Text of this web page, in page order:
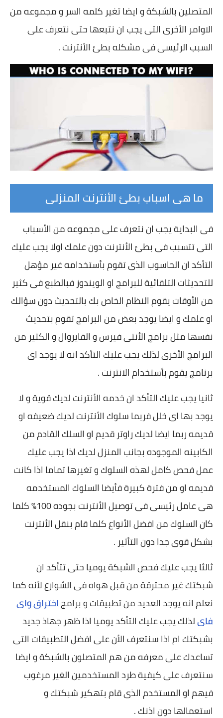
المتصلين بالشبكة و ايضا تغير كلمه السر و مجموعه من
الاوامر الأخرى التى يجب ان نتبعها حتى نتعرف على
السبب الرئيسى فى مشكله بطئ الأنترنت .
ما هى اسباب بطئ الأنترنت المنزلى
فى البداية يجب ان نتعرف على مجموعه من الأسباب
التى تتسبب فى بطئ الأنترنت دون علمك اولا يجب عليك
التأكد ان الحاسوب الذى تقوم بأستخدامه غير مؤهل
للتحديثات التلقائية للبرامج او الويندوز فبالطبع فى كثير
من الأوقات يقوم النظام الخاص بك بالتحديث دون سؤالك
او علمك و ايضا يوجد بعض من البرامج تقوم بتحديث
نفسها مثل برامج الأنتى فيرس و الفايروال و الكثير من
البرامج الأخرى لذلك يجب عليك التأكد انه لا يوجد اى
برنامج يقوم بأستخدام الانترنت .
ثانيا يجب عليك التأكد ان خدمه الأنترنت لديك قوية و لا
يوجد بها اى خلل فربما سلوك الأنترنت لديك ضعيفه او
قديمه ربما ايضا لديك راوتر قديم او السلك القادم من
الكابينه الموجوده بجانب المنزل لديك اذا يجب عليك
عمل فحص كامل لهذه السلوك و تغيرها تماما اذا كانت
قديمه او من فترة كبيرة فأيضا السلوك المستخدمه
هى عامل رئيسى فى توصيل الأنترنت بجوده 100% كلما
كان السلوك من افضل الأنواع كلما قام بنقل الأنترنت
بشكل قوى جدا دون التأثير .
ثالثا يجب عليك فحص الشبكة يوميا حتى تتأكد ان
شبكتك غير محترقة من قبل هواه فى الشوارع لأنه كما
نعلم انه يوجد العديد من تطبيقات و برامجاختراق واى
فاىلذلك يجب عليك التأكد يوميا اذا ظهر جهاذ جديد
بشبكتك ام اذا سنتعرف الأن على افضل التطبيقات التى
تساعدك على معرفه من هم المتصلون بالشبكة و ايضا
سنتعرف على كيفية طرد المستخدمين الغير مرغوب
فيهم او المستخدم الذى قام بتهكير شبكتك و
استعمالها دون اذنك .